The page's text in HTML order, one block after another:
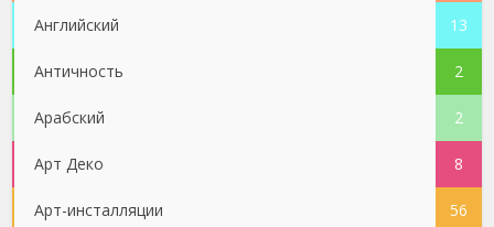
Английский 13
Античность 2
Арабский 2
Арт Деко 8
Арт-инсталляции 56